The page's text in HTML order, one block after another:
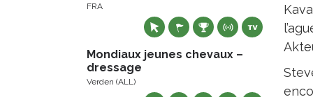
FRA
Mondiaux jeunes chevaux –
dressage
Verden (ALL)